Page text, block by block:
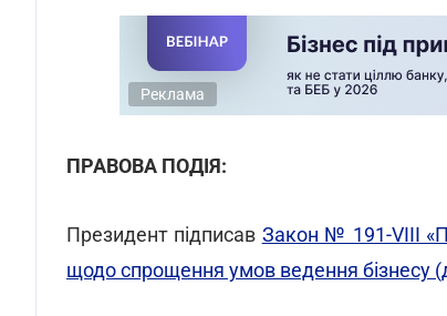
Реклама
ПРАВОВА ПОДІЯ:
Президент підписав Закон № 191-VIII
щодо спрощення умов ведення бізнесу